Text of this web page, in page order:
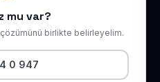
mu var?
birlikte belirleyelim.
0 947